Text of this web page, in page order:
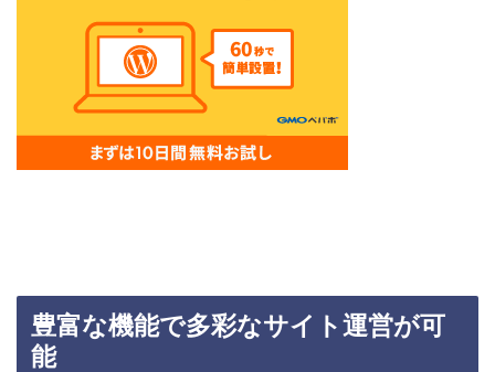
豊富な機能で多彩なサイト運営が可
能